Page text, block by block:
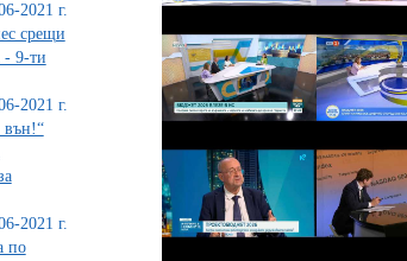
2021 г.
срещи
- 9-ти
2021 г.
вън!“
2021 г.
по